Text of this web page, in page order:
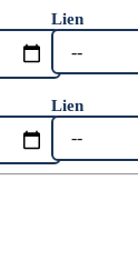
Lien
Lien